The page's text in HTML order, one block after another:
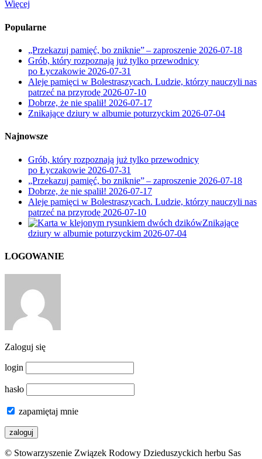
Więcej
Popularne
„Przekazuj pamięć, bo zniknie” – zaproszenie 2026-07-18
Grób, który rozpoznają już tylko przewodnicy
po Łyczakowie 2026-07-31
Aleje pamięci w Bolestraszycach. Ludzie, którzy nauczyli nas
patrzeć na przyrodę 2026-07-10
Dobrze, że nie spalił! 2026-07-17
Znikające dziury w albumie poturzyckim 2026-07-04
Najnowsze
Grób, który rozpoznają już tylko przewodnicy
po Łyczakowie 2026-07-31
„Przekazuj pamięć, bo zniknie” – zaproszenie 2026-07-18
Dobrze, że nie spalił! 2026-07-17
Aleje pamięci w Bolestraszycach. Ludzie, którzy nauczyli nas
patrzeć na przyrodę 2026-07-10
Znikające
dziury w albumie poturzyckim 2026-07-04
LOGOWANIE
Zaloguj się
login
hasło
zapamiętaj mnie
© Stowarzyszenie Związek Rodowy Dzieduszyckich herbu Sas